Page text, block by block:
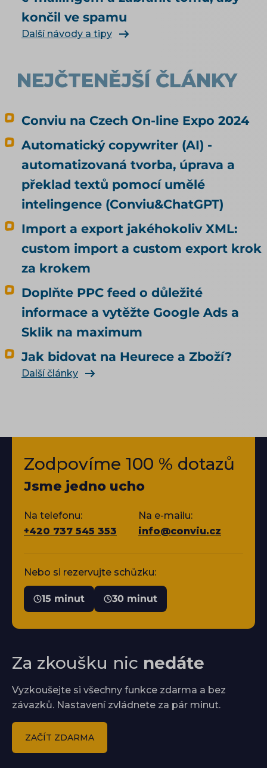
končil ve spamu
Další návody a tipy
NEJČTENĚJŠÍ ČLÁNKY
Conviu na Czech On-line Expo 2024
Automatický copywriter (AI) -
automatizovaná tvorba, úprava a
překlad textů pomocí umělé
intelingence (Conviu&ChatGPT)
Import a export jakéhokoliv XML:
custom import a custom export krok
za krokem
Doplňte PPC feed o důležité
informace a vytěžte Google Ads a
Sklik na maximum
Jak bidovat na Heurece a Zboží?
Další články
Zodpovíme 100 % dotazů
Jsme jedno ucho
Na telefonu:
+420 737 545 353
Na e-mailu:
info@conviu.cz
Nebo si rezervujte schůzku:
15 minut 30 minut
Za zkoušku nic nedáte
Vyzkoušejte si všechny funkce zdarma a bez
závazků. Nastavení zvládnete za pár minut.
ZAČÍT ZDARMA